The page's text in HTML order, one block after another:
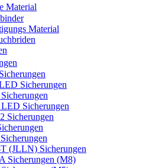
Material
Material
Sicherungen
Sicherungen
Sicherungen
(JLLN) Sicherungen
Sicherungen (M8)